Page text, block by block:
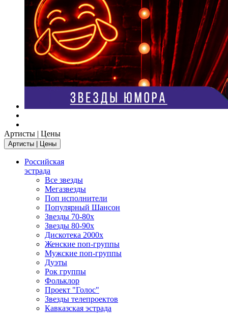
Артисты | Цены
Артисты | Цены
Российская
эстрада
Все звезды
Мегазвезды
Поп исполнители
Популярный Шансон
Звезды 70-80х
Звезды 80-90х
Дискотека 2000х
Женские поп-группы
Мужские поп-группы
Дуэты
Рок группы
Фольклор
Проект "Голос"
Звезды телепроектов
Кавказская эстрада